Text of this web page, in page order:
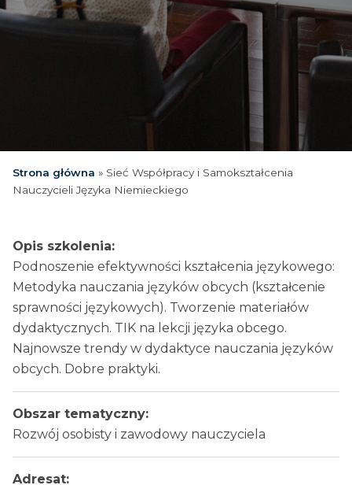
Strona główna » Sieć Współpracy i Samokształcenia
Nauczycieli Języka Niemieckiego
Opis szkolenia:
Podnoszenie efektywności kształcenia językowego:
Metodyka nauczania języków obcych (kształcenie
sprawności językowych). Tworzenie materiałów
dydaktycznych. TIK na lekcji języka obcego.
Najnowsze trendy w dydaktyce nauczania języków
obcych. Dobre praktyki.
Obszar tematyczny:
Rozwój osobisty i zawodowy nauczyciela
Adresat: